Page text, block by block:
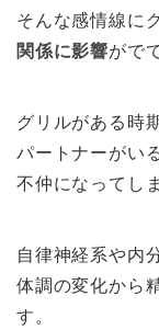
そんな感情線に
関係に影響がで
グリルがある時
パートナーがい
不仲になってし
自律神経系や内
体調の変化から
す。